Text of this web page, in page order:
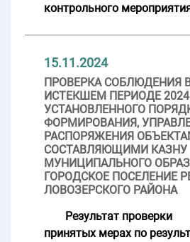
контрольного
15.11.2024
ПРОВЕРКА СОБЛЮДЕНИЯ
ИСТЕКШЕМ ПЕРИОДЕ
УСТАНОВЛЕННОГО
ФОРМИРОВАНИЯ,
РАСПОРЯЖЕНИЯ
СОСТАВЛЯЮЩИМИ КАЗНУ
МУНИЦИПАЛЬНОГО
ГОРОДСКОЕ ПОСЕЛЕНИЕ
ЛОВОЗЕРСКОГО РАЙОНА
Результат проверки
принятых мерах по